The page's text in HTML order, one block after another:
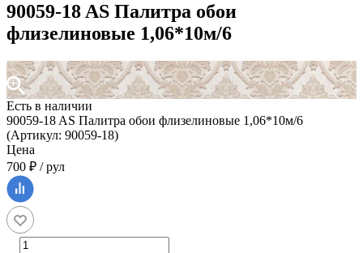
90059-18 AS Палитра обои
флизелиновые 1,06*10м/6
Есть в наличии
90059-18 AS Палитра обои флизелиновые 1,06*10м/6
(Артикул: 90059-18)
Цена
700 ₽ / рул